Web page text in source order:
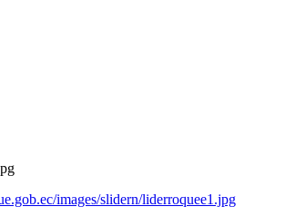
images/slidern/liderroquee1.jpg